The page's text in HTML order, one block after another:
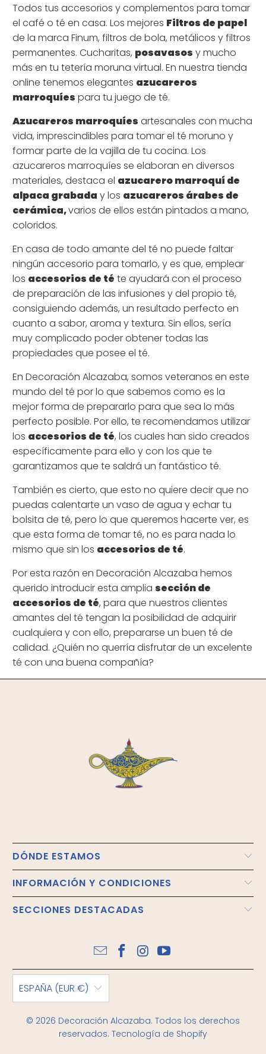
Todos tus accesorios y complementos para tomar
el café o té en casa. Los mejores Filtros de papel
de la marca Finum, filtros de bola, metálicos y filtros
permanentes. Cucharitas, posavasos y mucho
más en tu tetería moruna virtual. En nuestra tienda
online tenemos elegantes azucareros
marroquíes para tu juego de té.
Azucareros marroquíes artesanales con mucha
vida, imprescindibles para tomar el té moruno y
formar parte de la vajilla de tu cocina. Los
azucareros marroquíes se elaboran en diversos
materiales, destaca el azucarero marroquí de
alpaca grabada y los azucareros árabes de
cerámica,varios de ellos están pintados a mano,
coloridos.
En casa de todo amante del té no puede faltar
ningún accesorio para tomarlo, y es que, emplear
los accesorios de té te ayudará con el proceso
de preparación de las infusiones y del propio té,
consiguiendo además, un resultado perfecto en
cuanto a sabor, aroma y textura. Sin ellos, sería
muy complicado poder obtener todas las
propiedades que posee el té.
EnDecoración Alcazaba, somos veteranos en este
mundo del té por lo que sabemos como es la
mejor forma de prepararlo para que sea lo más
perfecto posible. Por ello, te recomendamos utilizar
los accesorios de té, los cuales han sido creados
específicamente para ello y con los que te
garantizamos que te saldrá un fantástico té.
También es cierto, que esto no quiere decir que no
puedas calentarte un vaso de agua y echar tu
bolsita de té, pero lo que queremos hacerte ver, es
que esta forma de tomar té, no es para nada lo
mismo que sin los accesorios de té.
Por esta razón enDecoración Alcazaba hemos
querido introducir esta ampliasección de
accesorios de té, para que nuestros clientes
amantes del té tengan la posibilidad de adquirir
cualquiera y con ello, prepararse un buen té de
calidad. ¿Quién no querría disfrutar de un excelente
té con una buena compañía?
DÓNDE ESTAMOS
INFORMACIÓN Y CONDICIONES
SECCIONES DESTACADAS
ESPAÑA (EUR €)
© 2026 Decoración Alcazaba. Todos los derechos
reservados. Tecnología de Shopify